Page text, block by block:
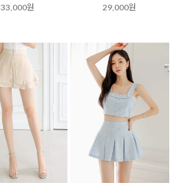
33,000원
29,000원